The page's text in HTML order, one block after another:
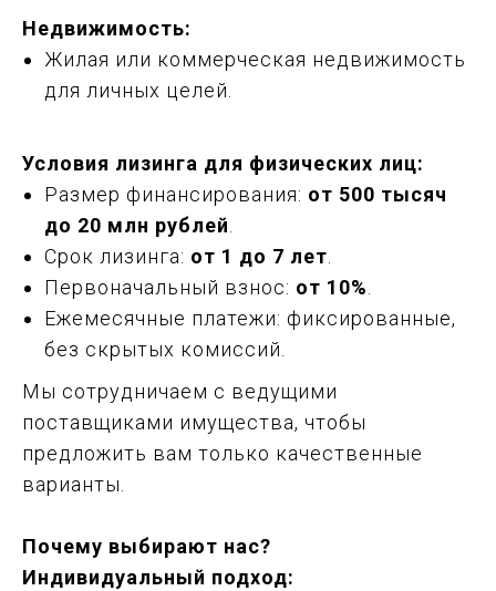
Недвижимость:
Жилая или коммерческая недвижимость
для личных целей.
Условия лизинга для физических лиц:
Размер финансирования: от 500 тысяч
до 20 млн рублей
Срок лизинга: от 1 до 7 лет
Первоначальный взнос: от 10%
Ежемесячные платежи: фиксированные,
без скрытых комиссий.
Мы сотрудничаем с ведущими
поставщиками имущества, чтобы
предложить вам только качественные
варианты.
Почему выбирают нас?
Индивидуальный подход: